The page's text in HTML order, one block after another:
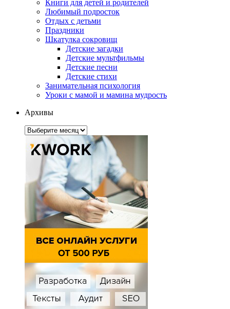
Книги для детей и родителей
Любимый подросток
Отдых с детьми
Праздники
Шкатулка сокровищ
Детские загадки
Детские мультфильмы
Детские песни
Детские стихи
Занимательная психология
Уроки с мамой и мамина мудрость
Архивы
Архивы